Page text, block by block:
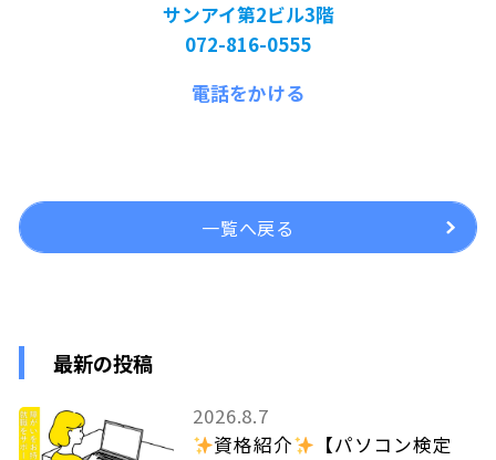
サンアイ第2ビル3階
072-816-0555
電話をかける
一覧へ戻る
最新の投稿
2026.8.7
資格紹介
【パソコン検定